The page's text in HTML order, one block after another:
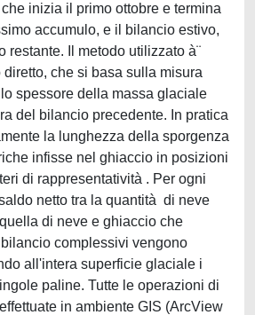
inizia il primo ottobre e termina
accumulo, e il bilancio estivo,
restante. Il metodo utilizzato à¨
che si basa sulla misura
spessore della massa glaciale
del bilancio precedente. In pratica
la lunghezza della sporgenza
infisse nel ghiaccio in posizioni
di rappresentatività . Per ogni
netto tra la quantità di neve
di neve e ghiaccio che
complessivi vengono
all'intera superficie glaciale i
paline. Tutte le operazioni di
in ambiente GIS (ArcView